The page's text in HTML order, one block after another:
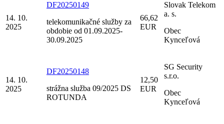
14. 10.
2025
DF20250149
telekomunikačné služby za
obdobie od 01.09.2025-
30.09.2025
66,62
EUR
Slovak Telekom
a. s.
Obec
Kynceľová
14. 10.
2025
DF20250148
strážna služba 09/2025 DS
ROTUNDA
12,50
EUR
SG Security
s.r.o.
Obec
Kynceľová